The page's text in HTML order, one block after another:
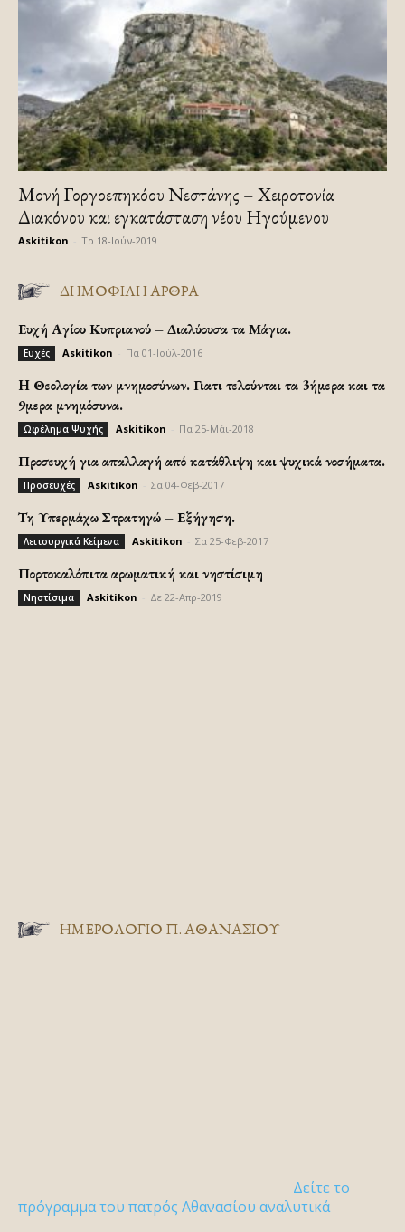
Μονή Γοργοεπηκόου Νεστάνης – Χειροτονία
Διακόνου και εγκατάσταση νέου Ηγούμενου
Askitikon Τρ 18-Ιούν-2019
ΔΗΜΟΦΙΛΗ ΑΡΘΡΑ
Ευχή Αγίου Κυπριανού – Διαλύουσα τα Μάγια.
Ευχές Askitikon Πα 01-Ιούλ-2016
H Θεολογία των μνημοσύνων. Γιατι τελούνται τα 3ήμερα και τα
9μερα μνημόσυνα.
Ωφέλημα Ψυχής Askitikon Πα 25-Μάι-2018
Προσευχή για απαλλαγή από κατάθλιψη και ψυχικά νοσήματα.
Προσευχές Askitikon Σα 04-Φεβ-2017
Τη Υπερμάχω Στρατηγώ – Εξήγηση.
Λειτουργικά Κείμενα Askitikon Σα 25-Φεβ-2017
Πορτοκαλόπιτα αρωματική και νηστίσιμη
Νηστίσιμα Askitikon Δε 22-Απρ-2019
ΗΜΕΡΟΛΟΓΙΟ Π. ΑΘΑΝΑΣΙΟΥ
Δείτε το
πρόγραμμα του πατρός Αθανασίου αναλυτικά